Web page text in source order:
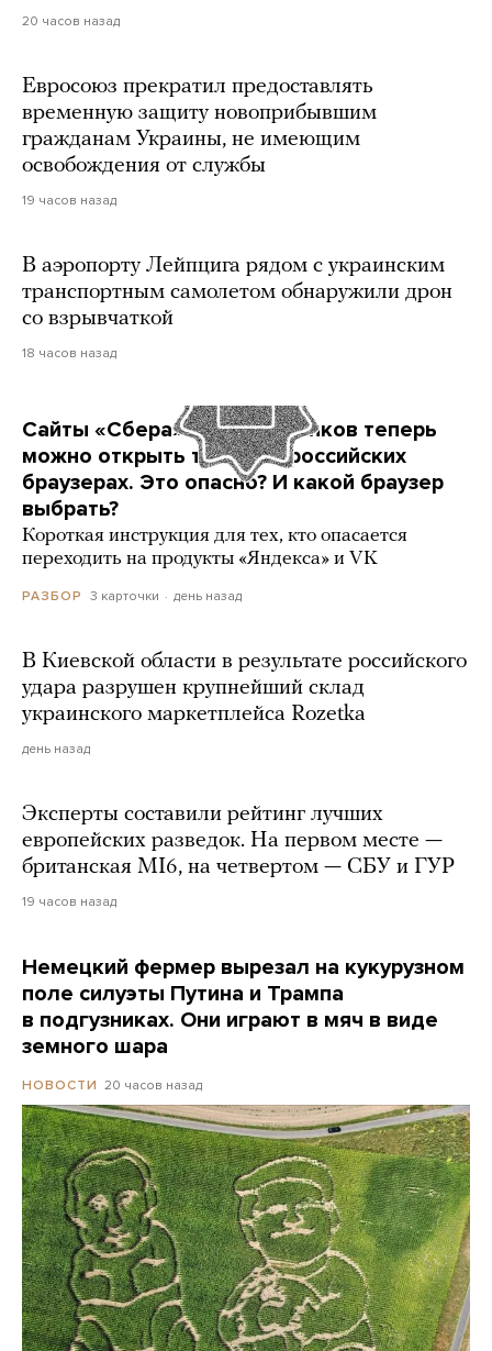
20 часов назад
Евросоюз прекратил предоставлять
временную защиту новоприбывшим
гражданам Украины, не имеющим
освобождения от службы
19 часов назад
В аэропорту Лейпцига рядом с украинским
транспортным самолетом обнаружили дрон
со взрывчаткой
18 часов назад
Сайты «Сбера» и других банков теперь
можно открыть только в российских
браузерах. Это опасно? И какой браузер
выбрать?
Короткая инструкция для тех, кто опасается
переходить на продукты «Яндекса» и VK
РАЗБОР 3 карточки день назад
В Киевской области в результате российского
удара разрушен крупнейший склад
украинского маркетплейса Rozetka
день назад
Эксперты составили рейтинг лучших
европейских разведок. На первом месте —
британская MI6, на четвертом — СБУ и ГУР
19 часов назад
Немецкий фермер вырезал на кукурузном
поле силуэты Путина и Трампа
в подгузниках. Они играют в мяч в виде
земного шара
НОВОСТИ 20 часов назад